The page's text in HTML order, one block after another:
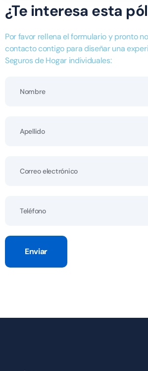
¿Te interesa esta
Por favor rellena el formulario y pronto
contacto contigo para diseñar una
Seguros de Hogar individuales:
Enviar